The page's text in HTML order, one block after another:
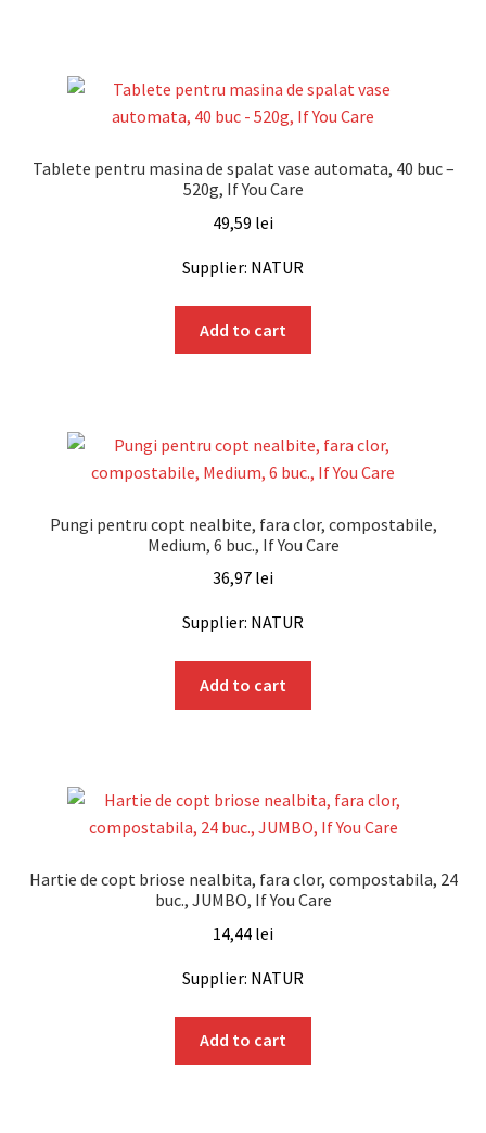
Tablete pentru masina de spalat vase automata, 40 buc –
520g, If You Care
49,59 lei
Supplier: NATUR
Add to cart
Pungi pentru copt nealbite, fara clor, compostabile,
Medium, 6 buc., If You Care
36,97 lei
Supplier: NATUR
Add to cart
Hartie de copt briose nealbita, fara clor, compostabila, 24
buc., JUMBO, If You Care
14,44 lei
Supplier: NATUR
Add to cart